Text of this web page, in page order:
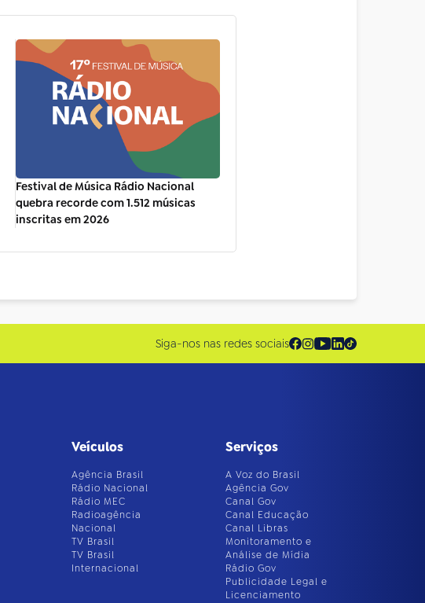
Festival de Música Rádio Nacional
quebra recorde com 1.512 músicas
inscritas em 2026
Siga-nos nas redes sociais
Veículos
Agência Brasil
Rádio Nacional
Rádio MEC
Radioagência
Nacional
TV Brasil
TV Brasil
Internacional
Serviços
A Voz do Brasil
Agência Gov
Canal Gov
Canal Educação
Canal Libras
Monitoramento e
Análise de Mídia
Rádio Gov
Publicidade Legal e
Licenciamento